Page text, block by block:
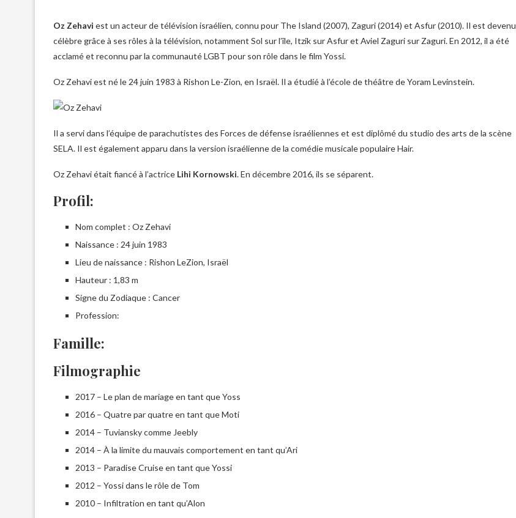
Oz Zehavi est un acteur de télévision israélien, connu pour The Island (2007), Zaguri (2014) et Asfur (2010). Il est devenu
célèbre grâce à ses rôles à la télévision, notamment Sol sur l’île, Itzik sur Asfur et Aviel Zaguri sur Zaguri. En 2012, il a été
acclamé et reconnu par la communauté LGBT pour son rôle dans le film Yossi.
Oz Zehavi est né le 24 juin 1983 à Rishon Le-Zion, en Israël. Il a étudié à l’école de théâtre de Yoram Levinstein.
Il a servi dans l’équipe de parachutistes des Forces de défense israéliennes et est diplômé du studio des arts de la scène
SELA. Il est également apparu dans la version israélienne de la comédie musicale populaire Hair.
Oz Zehavi était fiancé à l’actrice Lihi Kornowski. En décembre 2016, ils se séparent.
Profil:
Nom complet : Oz Zehavi
Naissance : 24 juin 1983
Lieu de naissance : Rishon LeZion, Israël
Hauteur : 1,83 m
Signe du Zodiaque : Cancer
Profession:
Famille:
Filmographie
2017 – Le plan de mariage en tant que Yoss
2016 – Quatre par quatre en tant que Moti
2014 – Tuviansky comme Jeebly
2014 – À la limite du mauvais comportement en tant qu’Ari
2013 – Paradise Cruise en tant que Yossi
2012 – Yossi dans le rôle de Tom
2010 – Infiltration en tant qu’Alon